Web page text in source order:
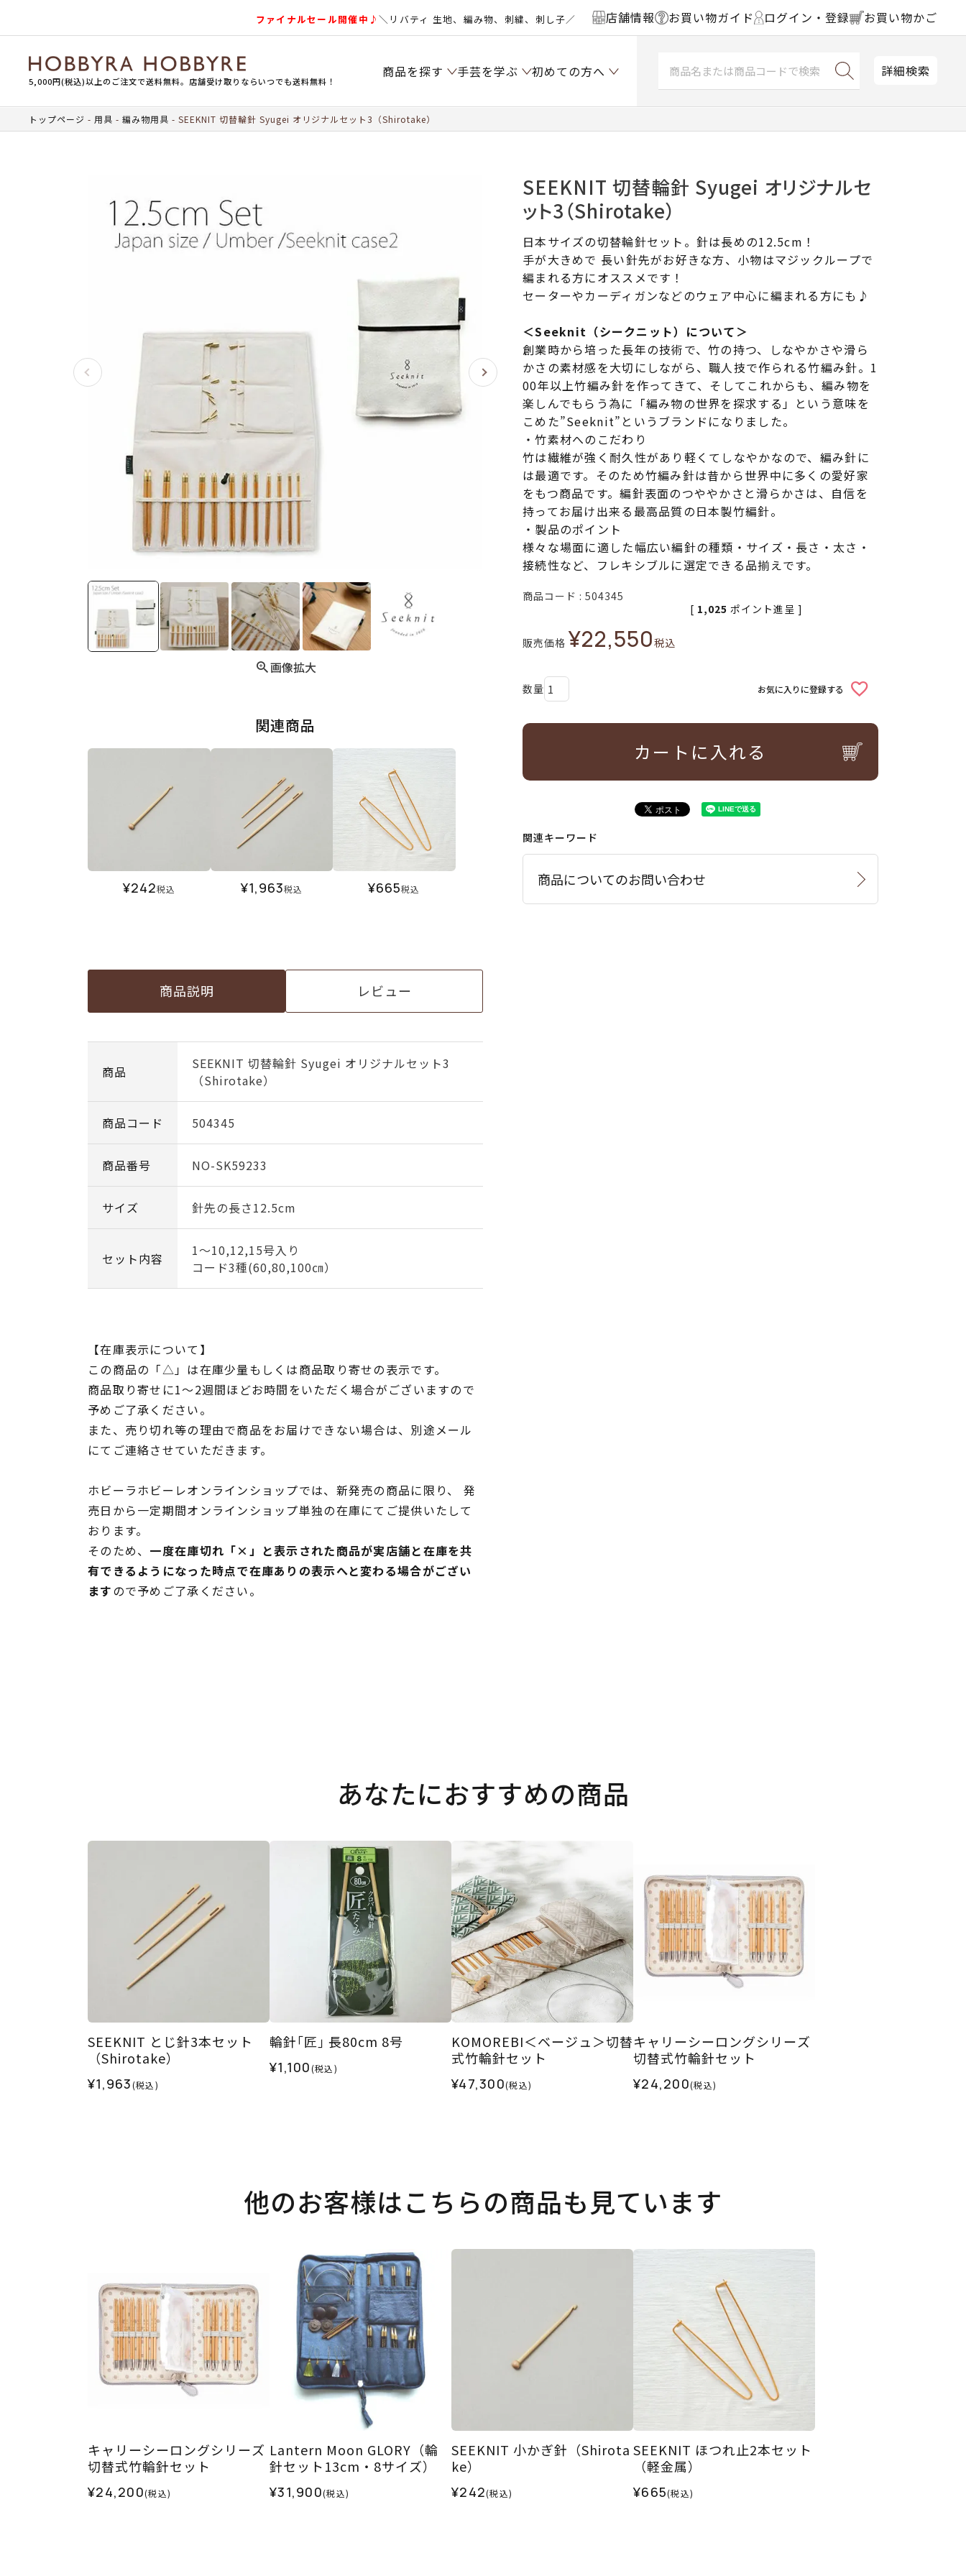
ファイナルセール開催中♪＼リバティ 生地、編み物、刺繍、刺し子／ 店舗情報 お買い物ガイド ログイン・登録 お買い物かご
5,000円(税込)以上のご注文で送料無料。店舗受け取りならいつでも送料無料！
商品を探す 手芸を学ぶ 初めての方へ 詳細検索
トップページ 用具 編み物用具 SEEKNIT 切替輪針 Syugei オリジナルセット3（Shirotake）
画像拡大
関連商品
¥242税込 ¥1,963税込 ¥665税込
商品説明 レビュー
商品
SEEKNIT 切替輪針 Syugei オリジナルセット3
（Shirotake）
商品コード 504345
商品番号 NO-SK59233
サイズ 針先の長さ12.5cm
セット内容
1～10,12,15号入り
コード3種(60,80,100㎝）
【在庫表示について】
この商品の「△」は在庫少量もしくは商品取り寄せの表示です。
商品取り寄せに1～2週間ほどお時間をいただく場合がございますので
予めご了承ください。
また、売り切れ等の理由で商品をお届けできない場合は、別途メール
にてご連絡させていただきます。
ホビーラホビーレオンラインショップでは、新発売の商品に限り、 発
売日から一定期間オンラインショップ単独の在庫にてご提供いたして
おります。
そのため、 一度在庫切れ「×」と表示された商品が実店舗と在庫を共
有できるようになった時点で在庫ありの表示へと変わる場合がござい
ますので予めご了承ください。
SEEKNIT 切替輪針 Syugei オリジナルセ
ット3（Shirotake）
日本サイズの切替輪針セット。針は長めの12.5cm！
手が大きめで 長い針先がお好きな方、小物はマジックループで
編まれる方にオススメです！
セーターやカーディガンなどのウェア中心に編まれる方にも♪
＜Seeknit（シークニット）について＞
創業時から培った長年の技術で、竹の持つ、しなやかさや滑ら
かさの素材感を大切にしながら、職人技で作られる竹編み針。1
00年以上竹編み針を作ってきて、そしてこれからも、編み物を
楽しんでもらう為に「編み物の世界を探求する」という意味を
こめた”Seeknit”というブランドになりました。
・竹素材へのこだわり
竹は繊維が強く耐久性があり軽くてしなやかなので、編み針に
は最適です。そのため竹編み針は昔から世界中に多くの愛好家
をもつ商品です。編針表面のつややかさと滑らかさは、自信を
持ってお届け出来る最高品質の日本製竹編針。
・製品のポイント
様々な場面に適した幅広い編針の種類・サイズ・長さ・太さ・
接続性など、フレキシブルに選定できる品揃えです。
商品コード 504345
販売価格 ¥22,550税込
[ 1,025 ポイント進呈 ]
お気に入りに登録する
カートに入れる
関連キーワード
商品についてのお問い合わせ
あなたにおすすめの商品
SEEKNIT とじ針3本セット
（Shirotake）
¥1,963(税込)
輪針｢匠｣ 長80cm 8号
¥1,100(税込)
KOMOREBI＜ベージュ＞切替
式竹輪針セット
¥47,300(税込)
キャリーシーロングシリーズ
切替式竹輪針セット
¥24,200(税込)
他のお客様はこちらの商品も見ています
キャリーシーロングシリーズ
切替式竹輪針セット
¥24,200(税込)
Lantern Moon GLORY（輪
針セット13cm・8サイズ）
¥31,900(税込)
SEEKNIT 小かぎ針（Shirota
ke）
¥242(税込)
SEEKNIT ほつれ止2本セット
（軽金属）
¥665(税込)